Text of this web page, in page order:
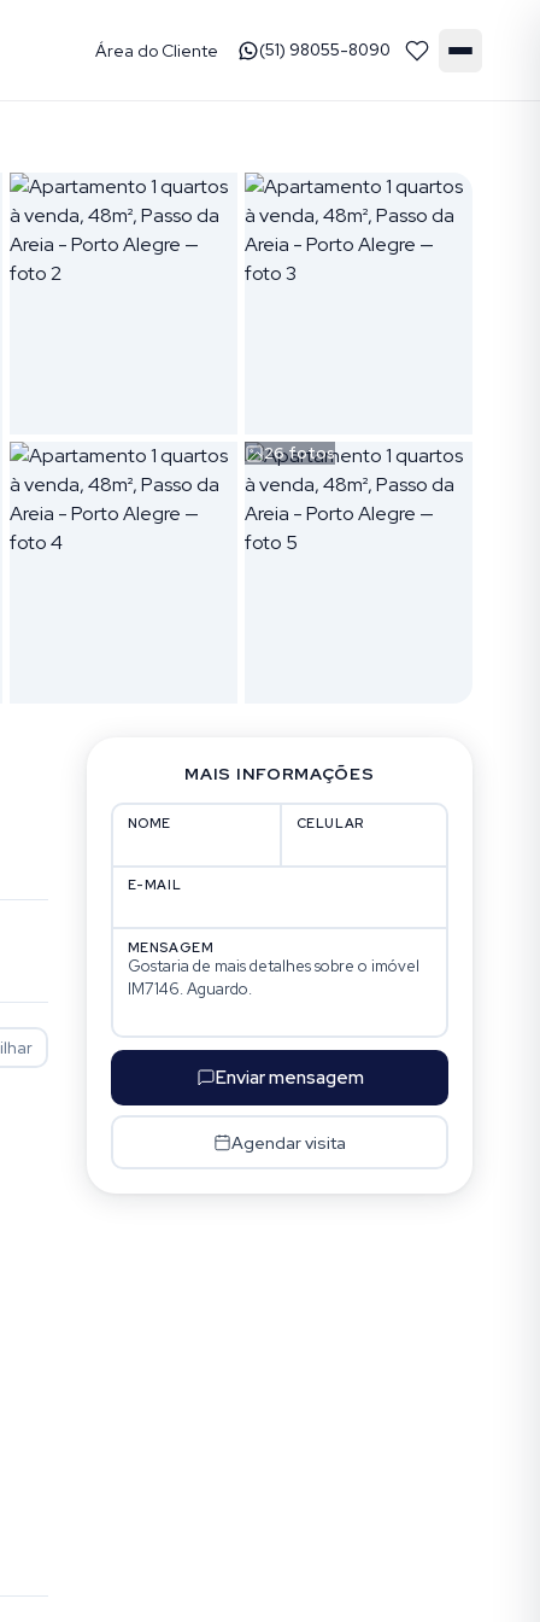
Área do Cliente (51) 98055-8090
26fotos
MAIS INFORMAÇÕES
NOME CELULAR
E-MAIL
MENSAGEM
Enviar mensagem
Agendar visita